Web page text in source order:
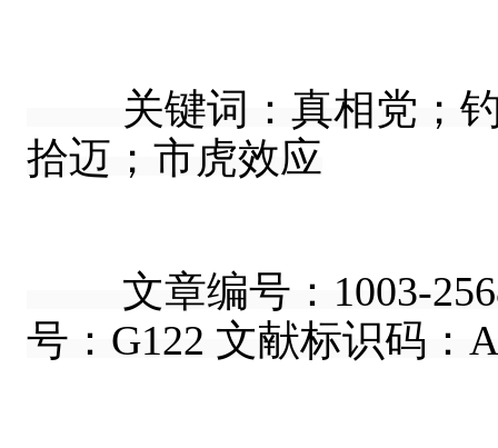
关键词：真相党；钓
拾迈；市虎效应
文章编号：1003-2568
号：G122 文献标识码：A